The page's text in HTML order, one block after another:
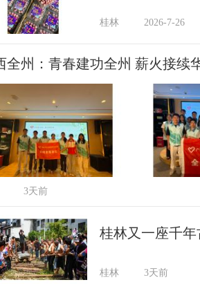
桂林 2026-7-26
全州：青春建功全州 薪火接续
3天前
桂林又一座千年
桂林 3天前